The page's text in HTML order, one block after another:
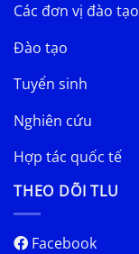
Các đơn vị đào tạo
Đào tạo
Tuyển sinh
Nghiên cứu
Hợp tác quốc tế
THEO DÕI TLU
Facebook